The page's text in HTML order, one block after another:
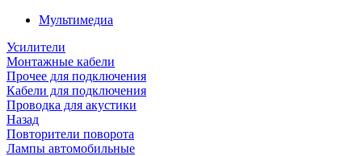
Мультимедиа
Усилители
Монтажные кабели
Прочее для подключения
Кабели для подключения
Проводка для акустики
Назад
Повторители поворота
Лампы автомобильные